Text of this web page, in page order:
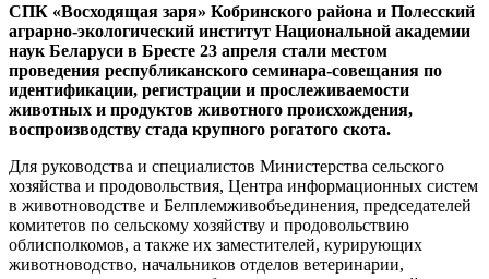
СПК «Восходящая заря» Кобринского района и Полесский
аграрно-экологический институт Национальной академии
наук Беларуси в Бресте 23 апреля стали местом
проведения республиканского семинара-совещания по
идентификации, регистрации и прослеживаемости
животных и продуктов животного происхождения,
воспроизводству стада крупного рогатого скота.
Для руководства и специалистов Министерства сельского
хозяйства и продовольствия, Центра информационных систем
в животноводстве и Белплемживобъединения, председателей
комитетов по сельскому хозяйству и продовольствию
облисполкомов, а также их заместителей, курирующих
животноводство, начальников отделов ветеринарии,